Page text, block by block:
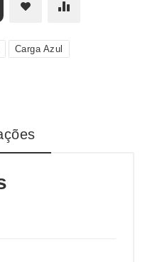
Carga Azul